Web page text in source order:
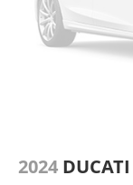
2024 DUCATI